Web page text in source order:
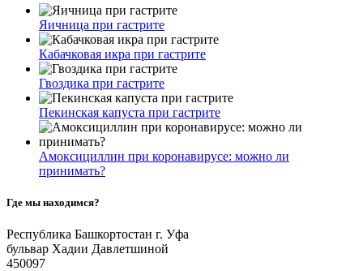
Яичница при гастрите
Кабачковая икра при гастрите
Гвоздика при гастрите
Пекинская капуста при гастрите
Амоксициллин при коронавирусе: можно ли
принимать?
Где мы находимся?
Республика Башкортостан г. Уфа
бульвар Хадии Давлетшиной
450097